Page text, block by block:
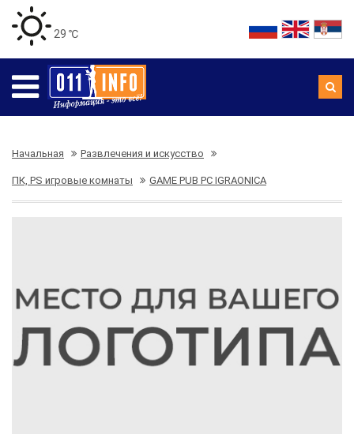
29 ℃
Начальная Развлечения и искусство
ПК, PS игровые комнаты GAME PUB PC IGRAONICA